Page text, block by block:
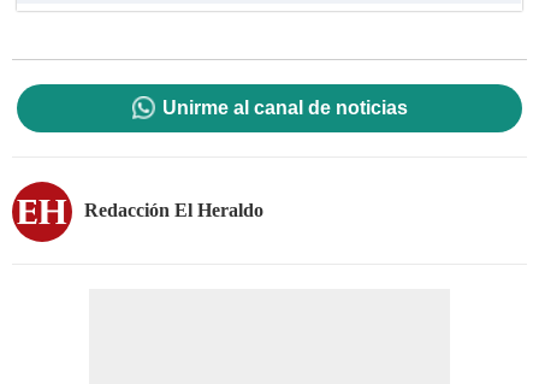
Unirme al canal de noticias
Redacción El Heraldo